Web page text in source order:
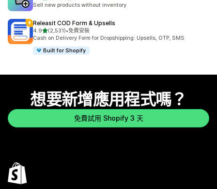
Sell new products without inventory
Releasit COD Form & Upsells
4.9滿分 5 顆星
(2,531)
共有 2531 則評價
•免費安裝
Cash on Delivery Form for Dropshipping: Upsells, OTP, SMS
Built for Shopify
想要新增應用程式嗎？
免費試用 Shopify 3 天